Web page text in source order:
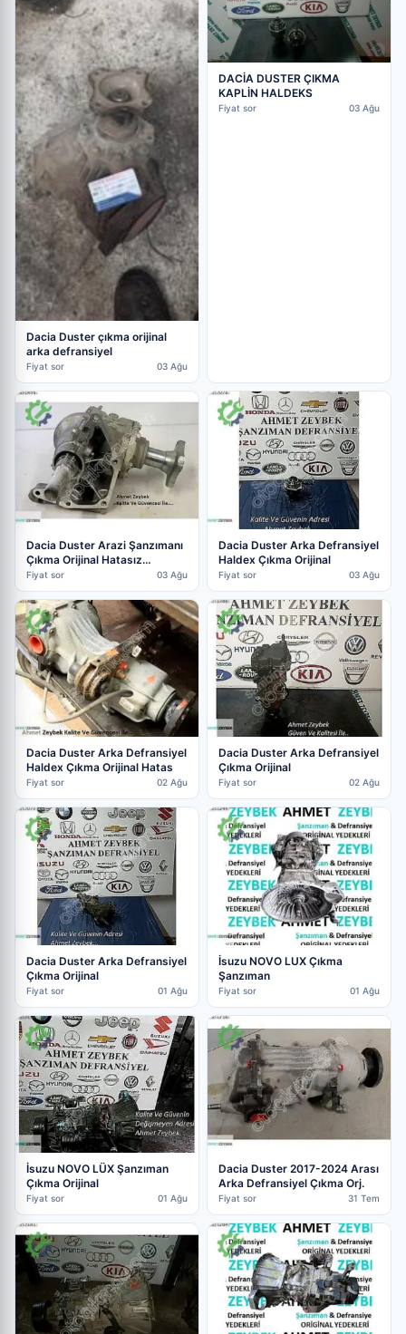
Dacia Duster çıkma orijinal
arka defransiyel
Fiyat sor 03 Ağu
DACİA DUSTER ÇIKMA
KAPLİN HALDEKS
Fiyat sor 03 Ağu
Dacia Duster Arazi Şanzımanı
Çıkma Orijinal Hatasız…
Fiyat sor 03 Ağu
Dacia Duster Arka Defransiyel
Haldex Çıkma Orijinal
Fiyat sor 03 Ağu
Dacia Duster Arka Defransiyel
Haldex Çıkma Orijinal Hatas
Fiyat sor 02 Ağu
Dacia Duster Arka Defransiyel
Çıkma Orijinal
Fiyat sor 02 Ağu
Dacia Duster Arka Defransiyel
Çıkma Orijinal
Fiyat sor 01 Ağu
İsuzu NOVO LUX Çıkma
Şanzıman
Fiyat sor 01 Ağu
İsuzu NOVO LÜX Şanzıman
Çıkma Orijinal
Fiyat sor 01 Ağu
Dacia Duster 2017-2024 Arası
Arka Defransiyel Çıkma Orj.
Fiyat sor 31 Tem